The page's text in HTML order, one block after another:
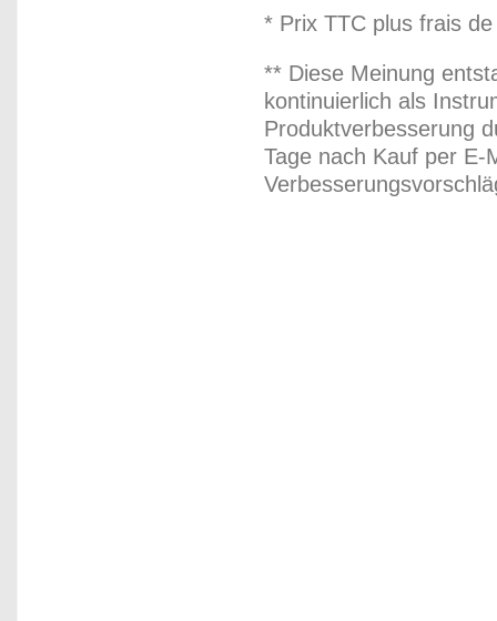
* Prix TTC plus frais
** Diese Meinung
kontinuierlich als
Produktverbesserung
Tage nach Kauf per E-